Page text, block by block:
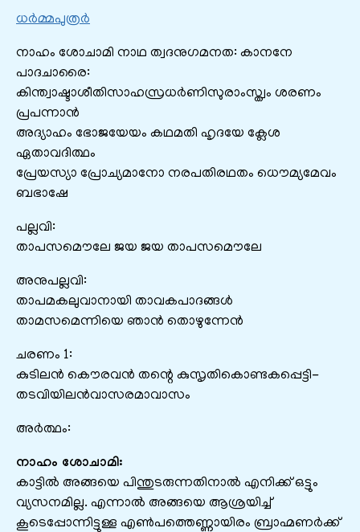
ധർമ്മപുത്രർ
നാഹം ശോചാമി നാഥ ത്വദനുഗമനത: കാനനേ
പാദചാരൈ:
കിന്ത്വാഷ്ടാശീതിസാഹസ്രധര്‍ണിസുരാംസ്ത്വം ശരണം
പ്രപന്നാന്‍
അദ്യാഹം ഭോജയേയം കഥമതി ഹൃദയേ ക്ലേശ
ഏതാവദിത്ഥം
പ്രേയസ്യാ പ്രോച്യമാനോ നരപതിരഥതം ധൌമ്യമേവം
ബഭാഷേ
പല്ലവി:
താപസമൌലേ ജയ ജയ താപസമൌലേ
അനുപല്ലവി:
താപമകലുവാനായി താവകപാദങ്ങള്‍
താമസമെന്നിയെ ഞാന്‍ തൊഴുന്നേന്‍
ചരണം 1:
കുടിലന്‍ കൌരവന്‍ തന്റെ കുസൃതികൊണ്ടകപ്പെട്ടി-
തടവിയിലന്‍‌വാസരമാവാസം
അർത്ഥം:
നാഹം ശോചാമി:
കാട്ടില്‍ അങ്ങയെ പിന്തുടരുന്നതിനാല്‍ എനിക്ക് ഒട്ടും
വ്യസനമില്ല. എന്നാല്‍ അങ്ങയെ ആശ്രയിച്ച്
കൂടെപ്പോന്നിട്ടുള്ള എണ്‍പത്തെണ്ണായിരം ബ്രാഹ്മണര്‍ക്ക്